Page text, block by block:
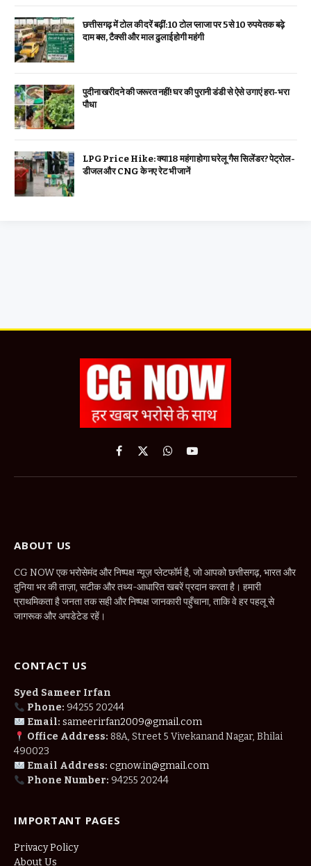
छत्तीसगढ़ में टोल की दरें बढ़ीं: 10 टोल प्लाजा पर 5 से 10 रुपये तक बढ़े
दाम बस, टैक्सी और माल ढुलाई होगी महंगी
पुदीना खरीदने की जरूरत नहीं! घर की पुरानी डंडी से ऐसे उगाएं हरा-भरा
पौधा
LPG Price Hike: क्या ₹18 महंगा होगा घरेलू गैस सिलेंडर? पेट्रोल-
डीजल और CNG के नए रेट भी जानें
Facebook
X
WhatsApp
YouTube
ABOUT US
CG NOW एक भरोसेमंद और निष्पक्ष न्यूज़ प्लेटफॉर्म है, जो आपको छत्तीसगढ़, भारत और
दुनिया भर की ताज़ा, सटीक और तथ्य-आधारित खबरें प्रदान करता है। हमारी
प्राथमिकता है जनता तक सही और निष्पक्ष जानकारी पहुँचाना, ताकि वे हर पहलू से
जागरूक और अपडेटेड रहें।
CONTACT US
Syed Sameer Irfan
Phone: 94255 20244
Email: sameerirfan2009@gmail.com
Office Address: 88A, Street 5 Vivekanand Nagar, Bhilai
490023
Email Address: cgnow.in@gmail.com
Phone Number: 94255 20244
IMPORTANT PAGES
Privacy Policy
About Us